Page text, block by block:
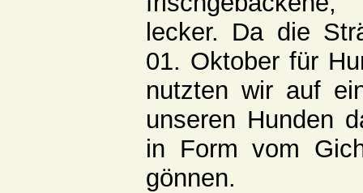
lecker. Da die
01. Oktober für
nutzten wir auf
unseren Hunden
in Form vom
gönnen.